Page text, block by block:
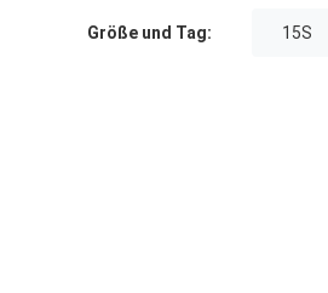
Größe und Tag: 15S